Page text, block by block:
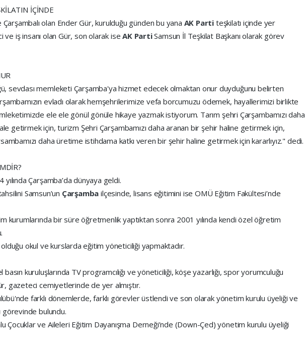
İÇİNDE
olan Ender Gür, kurulduğu günden bu yana AK Parti teşkilatı içinde yer
ve iş insanı olan Gür, son olarak iseAK PartiSamsun İl Teşkilat Başkanı olarak görev
sevdası memleketi Çarşamba'ya hizmet edecek olmaktan onur duyduğunu belirten
evladı olarak hemşehrilerimize vefa borcumuzu ödemek, hayallerimizi birlikte
ele ele gönül gönüle hikaye yazmak istiyorum. Tarım şehri Çarşambamızı daha
getirmek için, turizm Şehri Çarşambamızı daha aranan bir şehir haline getirmek için,
daha üretime istihdama katkı veren bir şehir haline getirmek için kararlıyız." dedi.
Çarşamba’da dünyaya geldi.
Samsun’un Çarşambailçesinde, lisans eğitimini ise OMÜ Eğitim Fakültesi’nde
kurumlarında bir süre öğretmenlik yaptıktan sonra 2001 yılında kendi özel öğretim
okul ve kurslarda eğitim yöneticiliği yapmaktadır.
basın kuruluşlarında TV programcılığı ve yöneticiliği, köşe yazarlığı, spor yorumculuğu
gazeteci cemiyetlerinde de yer almıştır.
farklı dönemlerde, farklı görevler üstlendi ve son olarak yönetim kurulu üyeliği ve
görevinde bulundu.
Çocuklar ve Aileleri Eğitim Dayanışma Derneği’nde (Down-Çed) yönetim kurulu üyeliği